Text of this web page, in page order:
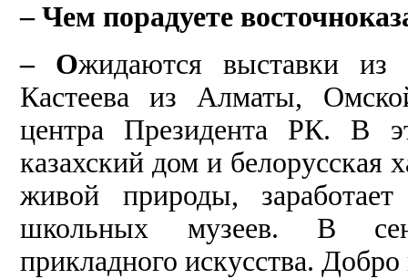
– Чем порадуете
– Ожидаются выставки
Кастеева из Алматы,
центра Президента РК. В
казахский дом и белорусская
живой природы,
школьных музеев. В
прикладного искусства.